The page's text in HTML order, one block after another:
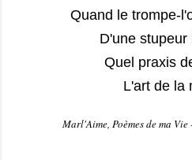
Quand le trompe-
D'une stupeur
Quel praxis
L'art de la
Marl'Aime, Poèmes de ma